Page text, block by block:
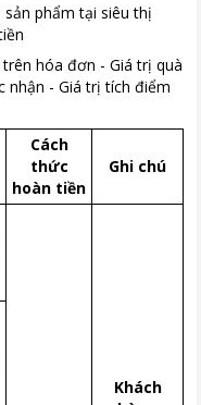
sản phẩm tại siêu thị
hóa đơn - Giá trị quà
nhận - Giá trị tích điểm
Cách
thức
hoàn tiền
Ghi chú
Khách